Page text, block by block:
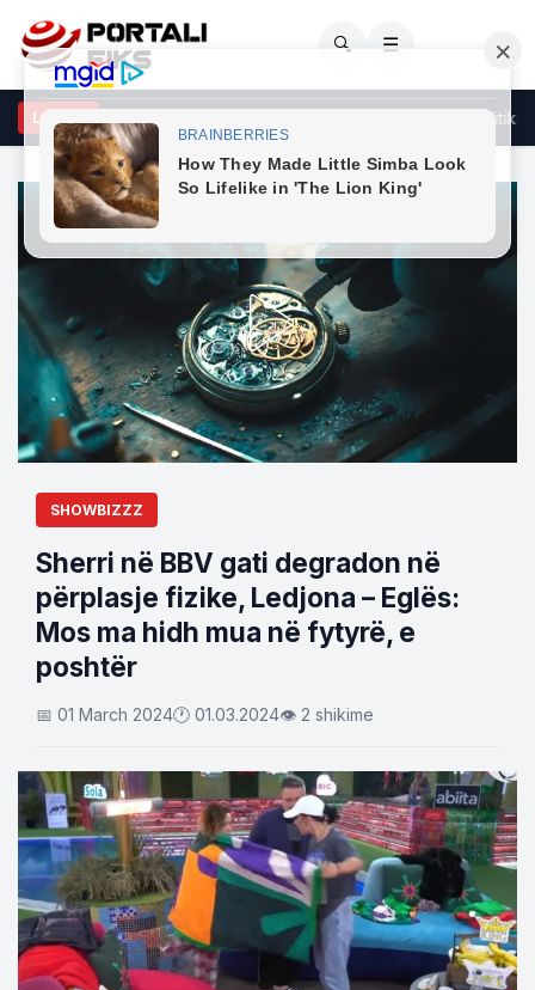
🔍 ☰
LAJME
i Ambasadës Britanike, kërkohet zgjidhje e situatës politike në
SHOWBIZZZ
Sherri në BBV gati degradon në
përplasje fizike, Ledjona – Eglës:
Mos ma hidh mua në fytyrë, e
poshtër
📅 01 March 2024🕐 01.03.2024👁 2 shikime